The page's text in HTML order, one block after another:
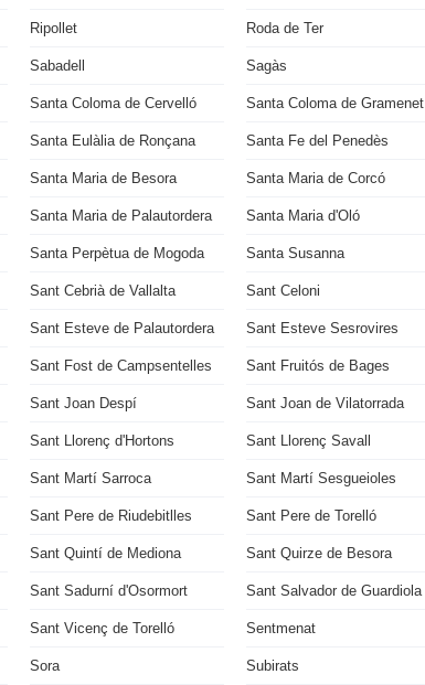
Ripollet Roda de Ter
Sabadell Sagàs
Santa Coloma de Cervelló Santa Coloma de Gramenet
Santa Eulàlia de Ronçana Santa Fe del Penedès
Santa Maria de Besora Santa Maria de Corcó
Santa Maria de Palautordera Santa Maria d'Oló
Santa Perpètua de Mogoda Santa Susanna
Sant Cebrià de Vallalta Sant Celoni
Sant Esteve de Palautordera Sant Esteve Sesrovires
Sant Fost de Campsentelles Sant Fruitós de Bages
Sant Joan Despí Sant Joan de Vilatorrada
Sant Llorenç d'Hortons Sant Llorenç Savall
Sant Martí Sarroca Sant Martí Sesgueioles
Sant Pere de Riudebitlles Sant Pere de Torelló
Sant Quintí de Mediona Sant Quirze de Besora
Sant Sadurní d'Osormort Sant Salvador de Guardiola
Sant Vicenç de Torelló Sentmenat
Sora Subirats